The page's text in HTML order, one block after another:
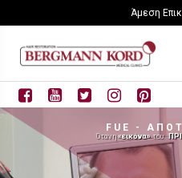
Άμεση
F U E - Α Π Ο
Όταν η«εικόνα»του